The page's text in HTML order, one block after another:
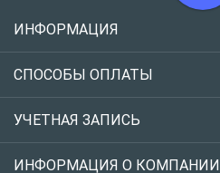
ИНФОРМАЦИЯ
СПОСОБЫ ОПЛАТЫ
УЧЕТНАЯ ЗАПИСЬ
ИНФОРМАЦИЯ О КОМПАНИИ